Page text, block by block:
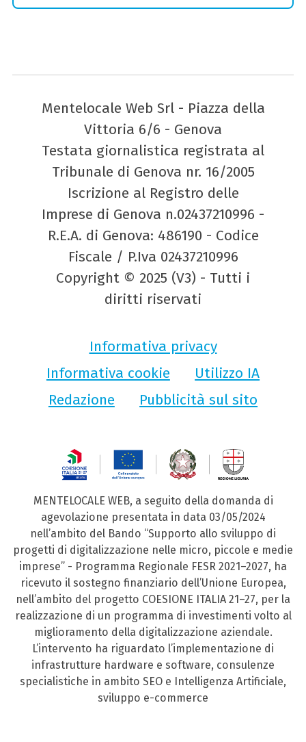
Mentelocale Web Srl - Piazza della
Vittoria 6/6 - Genova
Testata giornalistica registrata al
Tribunale di Genova nr. 16/2005
Iscrizione al Registro delle
Imprese di Genova n.02437210996 -
R.E.A. di Genova: 486190 - Codice
Fiscale / P.Iva 02437210996
Copyright © 2025 (V3) - Tutti i
diritti riservati
Informativa privacy
Informativa cookie
Utilizzo IA
Redazione
Pubblicità sul sito
MENTELOCALE WEB, a seguito della domanda di
agevolazione presentata in data 03/05/2024
nell’ambito del Bando “Supporto allo sviluppo di
progetti di digitalizzazione nelle micro, piccole e medie
imprese” - Programma Regionale FESR 2021–2027, ha
ricevuto il sostegno finanziario dell’Unione Europea,
nell’ambito del progetto COESIONE ITALIA 21–27, per la
realizzazione di un programma di investimenti volto al
miglioramento della digitalizzazione aziendale.
L’intervento ha riguardato l’implementazione di
infrastrutture hardware e software, consulenze
specialistiche in ambito SEO e Intelligenza Artificiale,
sviluppo e-commerce